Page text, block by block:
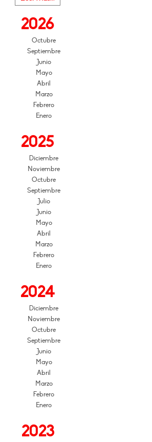
2026
Octubre
Septiembre
Junio
Mayo
Abril
Marzo
Febrero
Enero
2025
Diciembre
Noviembre
Octubre
Septiembre
Julio
Junio
Mayo
Abril
Marzo
Febrero
Enero
2024
Diciembre
Noviembre
Octubre
Septiembre
Junio
Mayo
Abril
Marzo
Febrero
Enero
2023